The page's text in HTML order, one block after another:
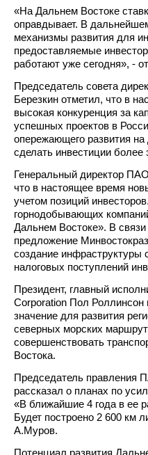
«На Дальнем Востоке
оправдывает. В
механизмы развития для
предоставляемые
работают уже сегодня», -
Председатель совета
Березкин отметил, что в
высокая конкуренция за
успешных проектов в
опережающего развития
сделать инвестиции
Генеральный директор
что в настоящее время
учетом позиций
горнодобывающих
Дальнем Востоке». В
предложение
создание инфраструктуры
налоговых поступлений
Президент, главный
Corporation Пол Роллинсон
значение для развития
северных морских
совершенствовать
Востока.
Председатель
рассказал о планах по
«В ближайшие 4 года в ее
Будет построено 2 600 км
А.Муров.
Потенциал развития